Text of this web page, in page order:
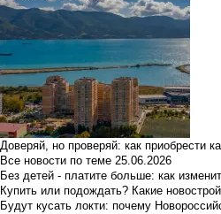
Доверяй, но проверяй: как приобрести
Все новости по теме 25.06.2026
Без детей - платите больше: как
Купить или подождать? Какие
Будут кусать локти: почему